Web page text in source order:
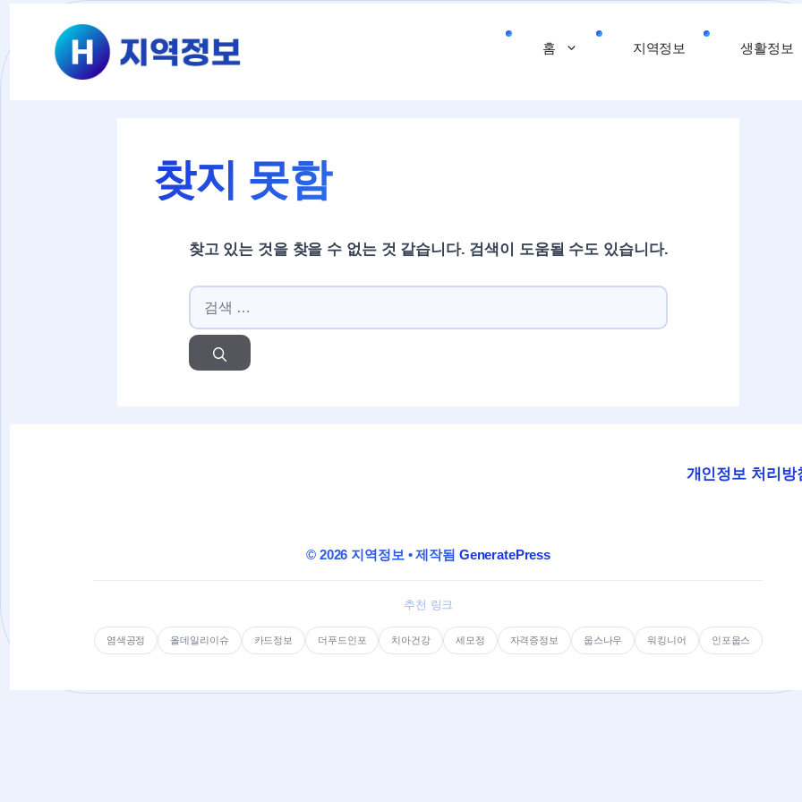
홈 지역정보 생활정보
찾지 못함
찾고 있는 것을 찾을 수 없는 것 같습니다. 검색이 도움될 수도 있습니다.
검색:
개인정보 처리방
© 2026 지역정보 • 제작됨 GeneratePress
추천 링크
염색공정 올데일리이슈 카드정보 더푸드인포 치아건강 세모정 자격증정보 웁스나우 워킹니어 인포웁스